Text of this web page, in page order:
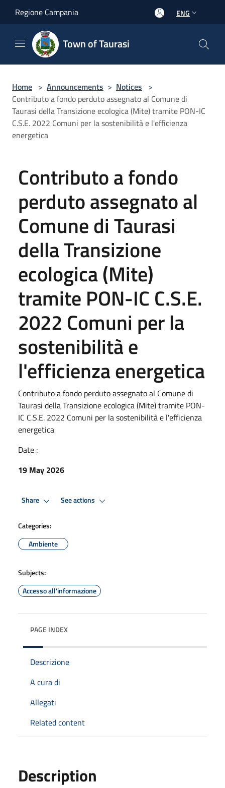
Regione Campania ENG
Town of Taurasi
Home > Announcements > Notices >
Contributo a fondo perduto assegnato al Comune di
Taurasi della Transizione ecologica (Mite) tramite PON-IC
C.S.E. 2022 Comuni per la sostenibilità e l'efficienza
energetica
Contributo a fondo
perduto assegnato al
Comune di Taurasi
della Transizione
ecologica (Mite)
tramite PON-IC C.S.E.
2022 Comuni per la
sostenibilità e
l'efficienza energetica
Contributo a fondo perduto assegnato al Comune di
Taurasi della Transizione ecologica (Mite) tramite PON-
IC C.S.E. 2022 Comuni per la sostenibilità e l'efficienza
energetica
Date :
19 May 2026
Share See actions
Categories:
Ambiente
Subjects:
Accesso all'informazione
PAGE INDEX
Descrizione
A cura di
Allegati
Related content
Description